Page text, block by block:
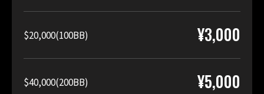
$20,000(100BB) ¥3,000
$40,000(200BB) ¥5,000